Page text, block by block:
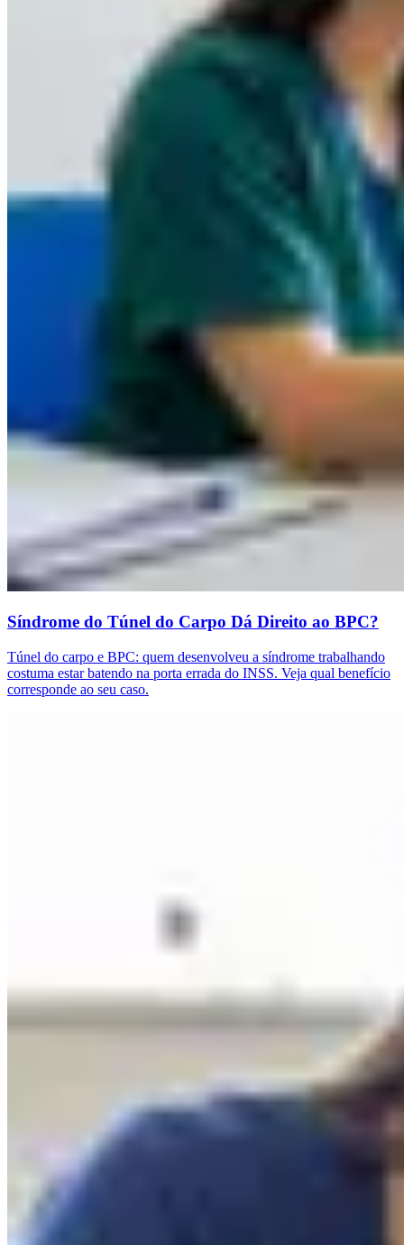
Síndrome do Túnel do Carpo Dá Direito ao BPC?
Túnel do carpo e BPC: quem desenvolveu a síndrome trabalhando
costuma estar batendo na porta errada do INSS. Veja qual benefício
corresponde ao seu caso.